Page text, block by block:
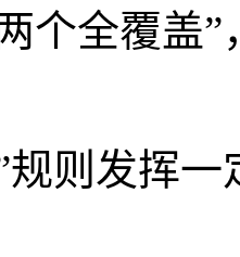
个全覆盖
发挥一